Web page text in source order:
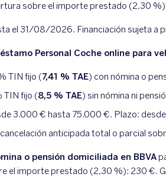
sobre el importe prestado (2,30
el 31/08/2026. Financiación sujeta a
Personal Coche online para
TIN fijo (7,41 % TAE) con nómina o
TIN fijo (8,5 % TAE) sin nómina ni
3.000 € hasta 75.000 €. Plazo: desde
anticipada total o parcial
o pensión domiciliada en BBVA
el importe prestado (2,30 %): 230 €.